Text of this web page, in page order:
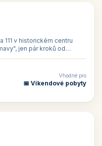
111 v historickém centru
jen pár kroků od
Vhodné pro
📅 Víkendové pobyty